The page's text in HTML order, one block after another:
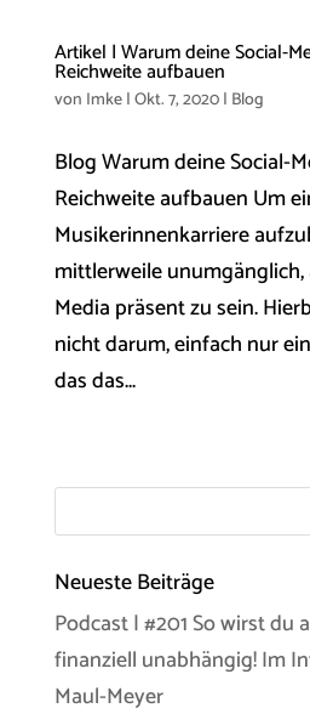
Artikel | Warum deine Social-
Reichweite aufbauen
von Imke|Okt. 7, 2020| Blog
Blog Warum deine Social-
Reichweite aufbauen Um
Musikerinnenkarriere
mittlerweile unumgänglich,
Media präsent zu sein.
nicht darum, einfach nur
das das...
Neueste Beiträge
Podcast | #201 So wirst du
finanziell unabhängig! Im
Maul-Meyer